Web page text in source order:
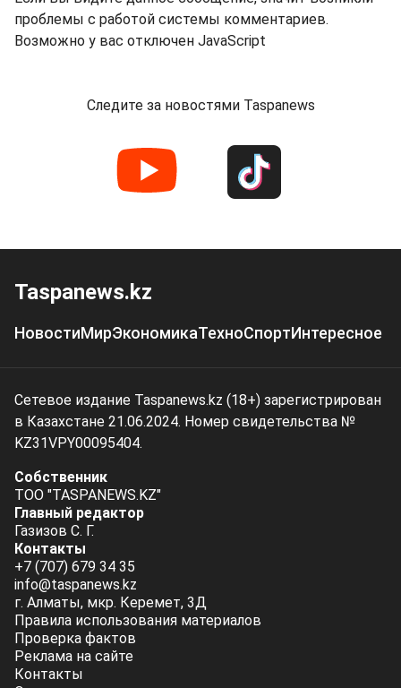
проблемы с работой системы комментариев.
Возможно у вас отключен JavaScript
Следите за новостями Taspanews
Taspanews.kz
НовостиМирЭкономикаТехноСпортИнтересное
Сетевое издание Taspanews.kz (18+) зарегистрирован
в Казахстане 21.06.2024. Номер свидетельства №
KZ31VPY00095404.
Собственник
ТОО "TASPANEWS.KZ"
Главный редактор
Газизов С. Г.
Контакты
+7 (707) 679 34 35
info@taspanews.kz
г. Алматы, мкр. Керемет, 3Д
Правила использования материалов
Проверка фактов
Реклама на сайте
Контакты